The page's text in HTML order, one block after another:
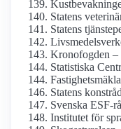
Statens
Statens
Kronofogden –
Statistiska
Statens
Svenska ESF-
Institutet för